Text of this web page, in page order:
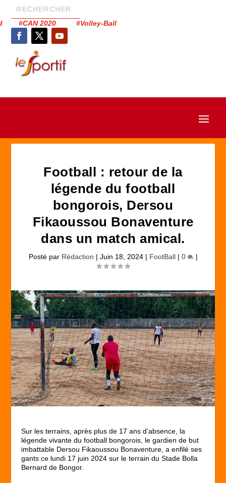
#CAN 2020 #Volley-Ball
Football : retour de la
légende du football
bongorois, Dersou
Fikaoussou Bonaventure
dans un match amical.
Posté par Rédaction | Juin 18, 2024| FootBall| 0 |
Sur les terrains, après plus de 17 ans d’absence, la
légende vivante du football bongorois, le gardien de but
imbattable Dersou Fikaoussou Bonaventure, a enfilé ses
gants ce lundi 17 juin 2024 sur le terrain du Stade Bolla
Bernard de Bongor.